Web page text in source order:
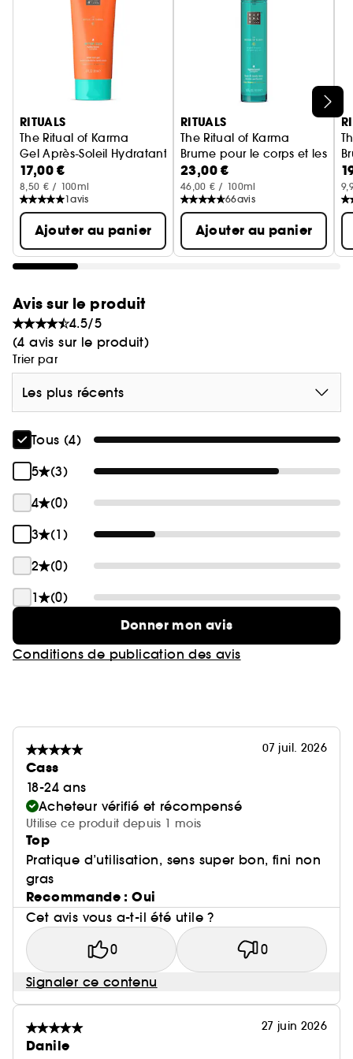
l'application, notamment après avoir transpiré ou
après une baignade.
Ignorer le carrousel produits
RITUALS
The Ritual of Karma
Gel Après-Soleil Hydratant
17,00 €
8,50 € / 100ml
1avis
Ajouter au panier
RITUALS
The Ritual of Karma
Brume pour le corps et les
23,00 €
46,00 € / 100ml
66avis
Ajouter au panier
Avis sur le produit
4.5/5
(4 avis sur le produit)
Trier par
Les plus récents
Tous (4)
5
(3)
4
(0)
3
(1)
2
(0)
1
(0)
Donner mon avis
Conditions de publication des avis
07 juil. 2026
Cass
18-24 ans
Acheteur vérifié et récompensé
Utilise ce produit depuis 1 mois
Top
Pratique d’utilisation, sens super bon, fini non
gras
Recommande : Oui
Cet avis vous a-t-il été utile ?
0 0
Signaler ce contenu
27 juin 2026
Danile